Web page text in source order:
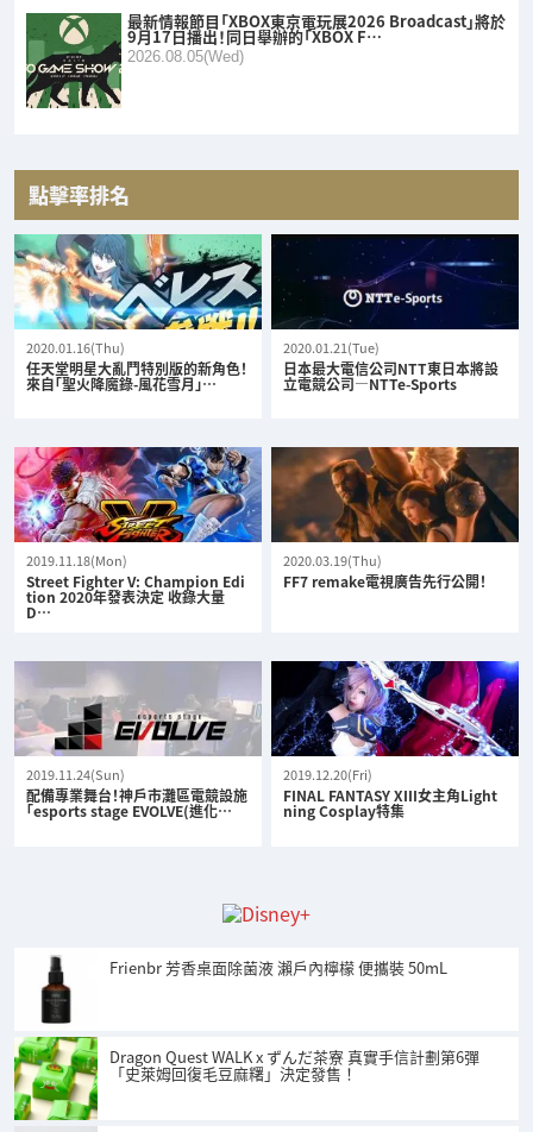
最新情報節目「XBOX東京電玩展2026 Broadcast」將於
9月17日播出！同日舉辦的「XBOX F…
2026.08.05(Wed)
點擊率排名
2020.01.16(Thu)
任天堂明星大亂鬥特別版的新角色！
來自「聖火降魔錄-風花雪月」…
2020.01.21(Tue)
日本最大電信公司NTT東日本將設
立電競公司—NTTe-Sports
2019.11.18(Mon)
Street Fighter V: Champion Edi
tion 2020年發表決定 收錄大量
D…
2020.03.19(Thu)
FF7 remake電視廣告先行公開！
2019.11.24(Sun)
配備專業舞台！神戶市灘區電競設施
「esports stage EVOLVE(進化…
2019.12.20(Fri)
FINAL FANTASY XIII女主角Light
ning Cosplay特集
Frienbr 芳香桌面除菌液 瀨戶內檸檬 便攜裝 50mL
Dragon Quest WALK x ずんだ茶寮 真實手信計劃第6彈
「史萊姆回復毛豆麻糬」決定發售！